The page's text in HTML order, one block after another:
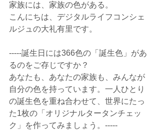
家族には、家族の色がある。
こんにちは、デジタルライフコンシェ
ルジュの大礼有里です。
-----誕生日には366色の「誕生色」があ
るのをご存じですか？
あなたも、あなたの家族も、みんなが
自分の色を持っています。一人ひとり
の誕生色を重ね合わせて、世界にたっ
た1枚の「オリジナルタータンチェッ
ク」を作ってみましょう。-----